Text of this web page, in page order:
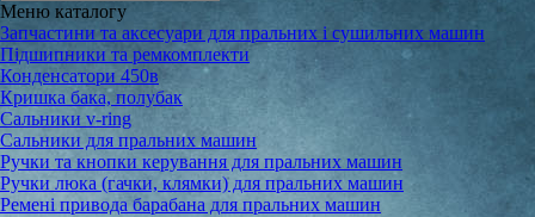
Меню каталогу
Запчастини та аксесуари для пральних і сушильних машин
Підшипники та ремкомплекти
Конденсатори 450в
Кришка бака, полубак
Сальники v-ring
Сальники для пральних машин
Ручки та кнопки керування для пральних машин
Ручки люка (гачки, клямки) для пральних машин
Ремені привода барабана для пральних машин